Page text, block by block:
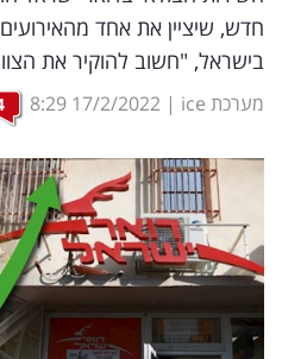
שיווק
ופרסום
מדדים
ומחקרים
דעות
רכילות
חדש, שיציין את אחד
בישראל, "חשוב להוקיר את
מערכת ice |
17/2/2022
8:29